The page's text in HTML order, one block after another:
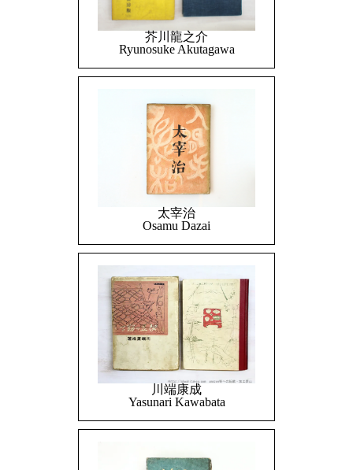
芥川龍之介
Ryunosuke Akutagawa
太宰治
Osamu Dazai
川端康成
Yasunari Kawabata